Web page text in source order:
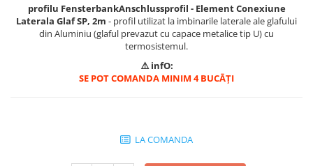
Finisaje
Accesorii Finisaje
Garnituri Adezive Uși Ferestre
profilu FensterbankAnschlussprofil - Element Conexiune
Laterala Glaf SP, 2m - profil utilizat la imbinarile laterale ale glafului
din Aluminiu (glaful prevazut cu capace metalice tip U) cu
termosistemul.
⚠️ infO:
SE POT COMANDA MINIM 4 BUCĀȚI
LA COMANDA